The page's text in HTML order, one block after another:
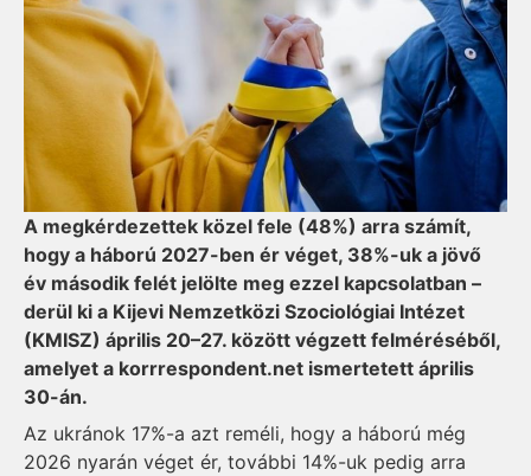
A megkérdezettek közel fele (48%) arra számít,
hogy a háború 2027-ben ér véget, 38%-uk a jövő
év második felét jelölte meg ezzel kapcsolatban –
derül ki a Kijevi Nemzetközi Szociológiai Intézet
(KMISZ) április 20–27. között végzett felméréséből,
amelyet a korrrespondent.net ismertetett április
30-án.
Az ukránok 17%-a azt reméli, hogy a háború még
2026 nyarán véget ér, további 14%-uk pedig arra